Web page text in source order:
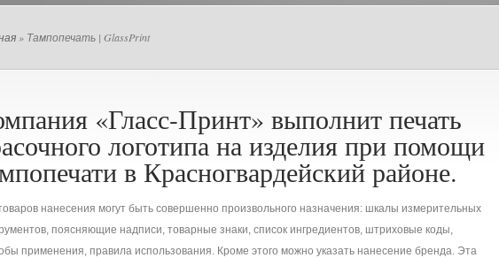
» Тампопечать | GlassPrint
«Гласс-Принт» выполнит печать
логотипа на изделия при помощи
в Красногвардейский районе.
нанесения могут быть совершенно произвольного назначения: шкалы измерительных
поясняющие надписи, товарные знаки, список ингредиентов, штриховые коды,
применения, правила использования. Кроме этого можно указать нанесение бренда. Эта